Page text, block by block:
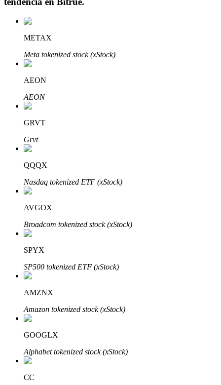
Inversión automática
Aprender Staking
Obtenga más información sobre cómo obtener ingresos pasivos
Bitrue
Bitrue Partners
METAX
Meta tokenized stock (xStock)
AEON
AEON
GRVT
Grvt
QQQX
Nasdaq tokenized ETF (xStock)
AVGOX
Broadcom tokenized stock (xStock)
SPYX
SP500 tokenized ETF (xStock)
AMZNX
Amazon tokenized stock (xStock)
GOOGLX
Alphabet tokenized stock (xStock)
CC